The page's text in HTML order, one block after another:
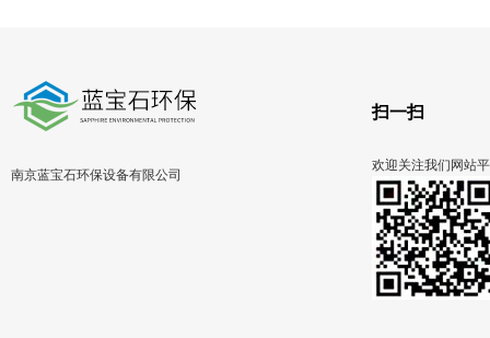
南京蓝宝石环保设备有限公司
扫一扫
欢迎关注我们网站